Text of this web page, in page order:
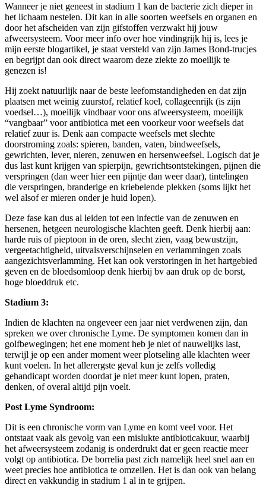
Wanneer je niet geneest in stadium 1 kan de bacterie zich dieper in
het lichaam nestelen. Dit kan in alle soorten weefsels en organen en
door het afscheiden van zijn gifstoffen verzwakt hij jouw
afweersysteem. Voor meer info over hoe vindingrijk hij is, lees je
mijn eerste blogartikel, je staat versteld van zijn James Bond-trucjes
en begrijpt dan ook direct waarom deze ziekte zo moeilijk te
genezen is!
Hij zoekt natuurlijk naar de beste leefomstandigheden en dat zijn
plaatsen met weinig zuurstof, relatief koel, collageenrijk (is zijn
voedsel…), moeilijk vindbaar voor ons afweersysteem, moeilijk
“vangbaar” voor antibiotica met een voorkeur voor weefsels dat
relatief zuur is. Denk aan compacte weefsels met slechte
doorstroming zoals: spieren, banden, vaten, bindweefsels,
gewrichten, lever, nieren, zenuwen en hersenweefsel. Logisch dat je
dus last kunt krijgen van spierpijn, gewrichtsontstekingen, pijnen die
verspringen (dan weer hier een pijntje dan weer daar), tintelingen
die verspringen, branderige en kriebelende plekken (soms lijkt het
wel alsof er mieren onder je huid lopen).
Deze fase kan dus al leiden tot een infectie van de zenuwen en
hersenen, hetgeen neurologische klachten geeft. Denk hierbij aan:
harde ruis of pieptoon in de oren, slecht zien, vaag bewustzijn,
vergeetachtigheid, uitvalsverschijnselen en verlammingen zoals
aangezichtsverlamming. Het kan ook verstoringen in het hartgebied
geven en de bloedsomloop denk hierbij bv aan druk op de borst,
hoge bloeddruk etc.
Stadium 3:
Indien de klachten na ongeveer een jaar niet verdwenen zijn, dan
spreken we over chronische Lyme. De symptomen komen dan in
golfbewegingen; het ene moment heb je niet of nauwelijks last,
terwijl je op een ander moment weer plotseling alle klachten weer
kunt voelen. In het allerergste geval kun je zelfs volledig
gehandicapt worden doordat je niet meer kunt lopen, praten,
denken, of overal altijd pijn voelt.
Post Lyme Syndroom:
Dit is een chronische vorm van Lyme en komt veel voor. Het
ontstaat vaak als gevolg van een mislukte antibioticakuur, waarbij
het afweersysteem zodanig is onderdrukt dat er geen reactie meer
volgt op antibiotica. De borrelia past zich namelijk heel snel aan en
weet precies hoe antibiotica te omzeilen. Het is dan ook van belang
direct en vakkundig in stadium 1 al in te grijpen.